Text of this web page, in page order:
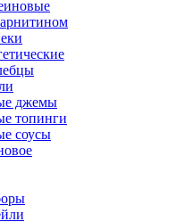
джемы
топинги
соусы